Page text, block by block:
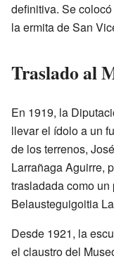
definitiva. Se
la ermita de San
Traslado al
En 1919, la
llevar el ídolo a un
de los terrenos,
Larrañaga Aguirre,
trasladada como
Belausteguigoitia
Desde 1921, la
el claustro del